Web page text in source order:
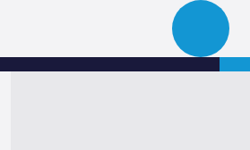
Graz
Navigation